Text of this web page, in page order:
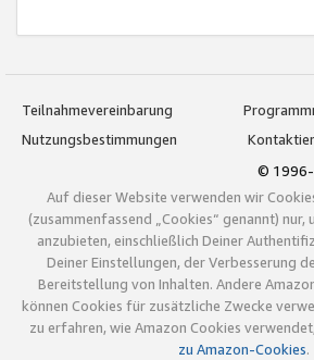
Teilnahmevereinbarung
Nutzungsbestimmungen
© 1996-
Auf dieser Website verwenden wir
(zusammenfassend „Cookies“ genannt) nur,
anzubieten, einschließlich Deiner
Deiner Einstellungen, der Verbesserung
Bereitstellung von Inhalten. Andere
können Cookies für zusätzliche Zwecke
zu erfahren, wie Amazon Cookies
zu Amazon-Cookies.